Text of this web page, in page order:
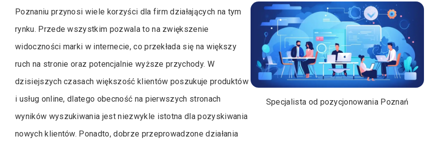
Specjalista od pozycjonowania Poznań
Poznaniu przynosi wiele korzyści dla firm działających na tym
rynku. Przede wszystkim pozwala to na zwiększenie
widoczności marki w internecie, co przekłada się na większy
ruch na stronie oraz potencjalnie wyższe przychody. W
dzisiejszych czasach większość klientów poszukuje produktów
i usług online, dlatego obecność na pierwszych stronach
wyników wyszukiwania jest niezwykle istotna dla pozyskiwania
nowych klientów. Ponadto, dobrze przeprowadzone działania